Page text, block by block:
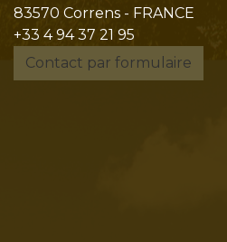
83570 Correns - FRANCE
+33 4 94 37 21 95
Contact par formulaire